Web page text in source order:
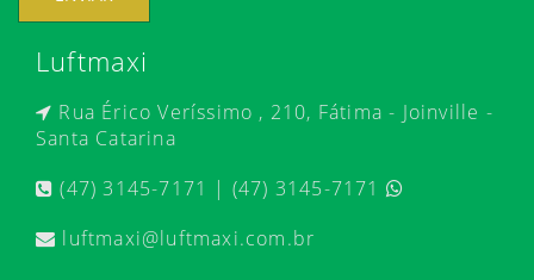
Luftmaxi
Rua Érico Veríssimo , 210, Fátima - Joinville -
Santa Catarina
(47) 3145-7171 | (47) 3145-7171
luftmaxi@luftmaxi.com.br